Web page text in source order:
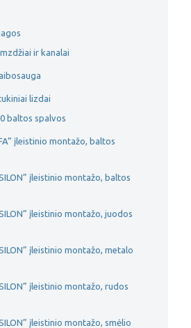
ir kanalai
lizdai
baltos spalvos
įleistinio montažo, baltos
įleistinio montažo, baltos
įleistinio montažo, juodos
įleistinio montažo, metalo
įleistinio montažo, rudos
įleistinio montažo, smėlio